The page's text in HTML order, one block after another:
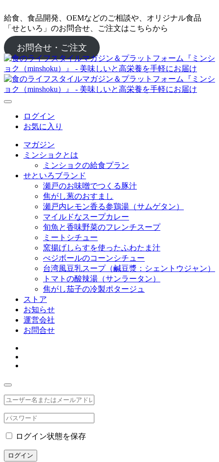
給食、食品開発、OEMなどのご相談や、オリジナル食品
「せといろ」のお問合せ、ご注文はこちらから
お問合せ・ご注文
ログイン
お気に入り
マガジン
ミンショクとは
ミンショクの給食プラン
せといろブランド
瀬戸のお味噌でつくる豚汁
焦がし葱のおすまし
瀬戸内レモン香る参鶏湯（サムゲタン）
マイルドなスープカレー
旬魚と香味野菜のフレンチスープ
ミートシチュー
窯揚げしらすを使ったふわたま汁
べジボールのコーンシチュー
台湾風豆乳スープ（鹹豆漿：シェントウジャン）
トマトの酸辣湯（サンラータン）
焦がし茄子の冷製ポタージュ
ストア
お知らせ
運営会社
お問合せ
ログイン状態を保存
ログイン